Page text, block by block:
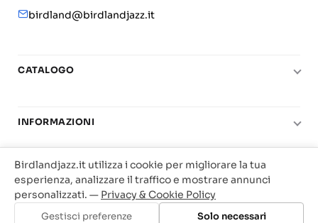
birdland@birdlandjazz.it
CATALOGO
Chitarra
Basso e contrabbasso
Basi play-along
Real Books
INFORMAZIONI
Le nostre scuole di musica
Carta del Docente
Contatti
Il mio account
ACQUISTI & LEGALE
Diritto di recesso
© 2025 Vendita Metodi e Spartiti Musicali Libreria
Birdlandjazz.it utilizza i cookie per migliorare la tua
esperienza, analizzare il traffico e mostrare annunci
personalizzati. — Privacy & Cookie Policy
Gestisci preferenze Solo necessari